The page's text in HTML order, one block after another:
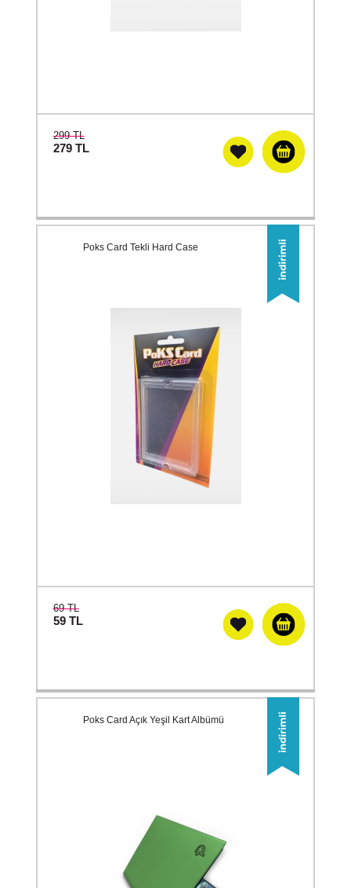
299 TL
279 TL
Poks Card Tekli Hard Case
69 TL
59 TL
Poks Card Açık Yeşil Kart Albümü